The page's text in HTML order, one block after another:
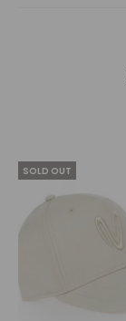
SOLD OUT